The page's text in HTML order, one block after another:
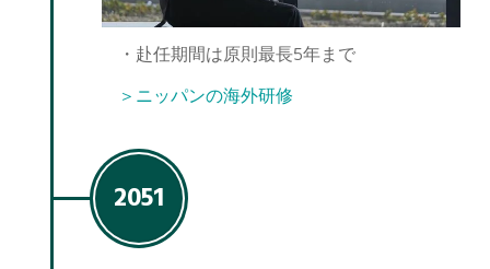
・赴任期間は原則最長5年まで
＞ニッパンの海外研修
2051